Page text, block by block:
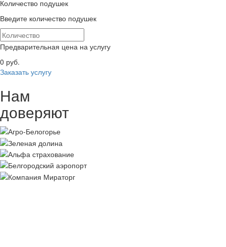
Количество подушек
Введите количество подушек
Предварительная цена на услугу
0 руб.
Заказать услугу
Нам
доверяют